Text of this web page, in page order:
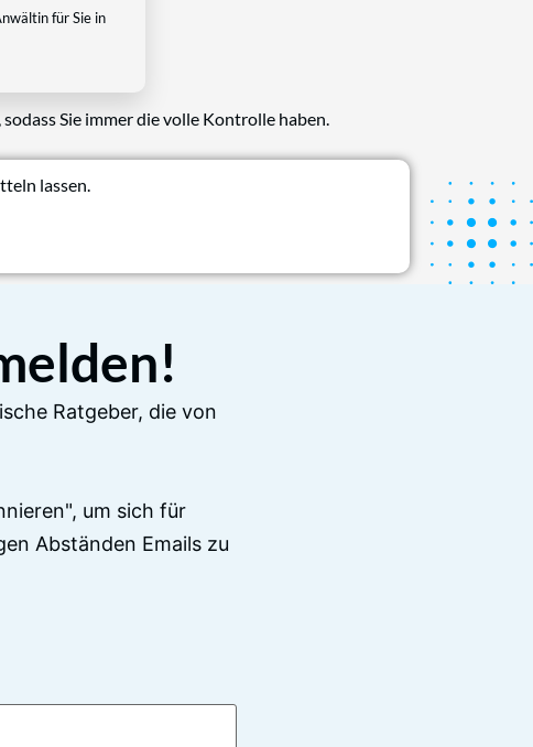
für Sie in
Sie immer die volle Kontrolle haben.
lassen.
Ratgeber, die von
um sich für
Abständen Emails zu